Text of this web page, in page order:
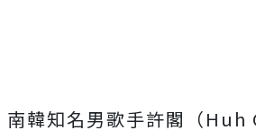
南韓知名男歌手許閣（Huh